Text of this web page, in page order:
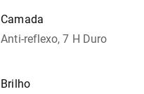
Camada
Anti-reflexo, 7 H Duro
Brilho